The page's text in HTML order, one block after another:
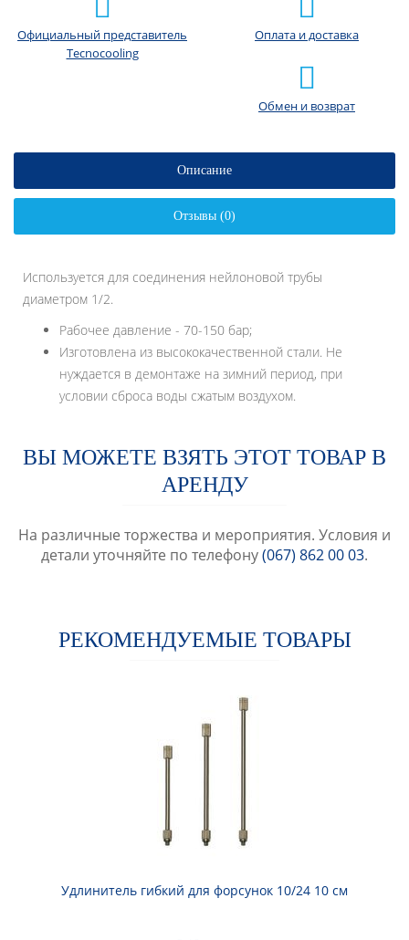
Официальный представитель
Tecnocooling
Оплата и доставка
Обмен и возврат
Описание
Отзывы (0)
Используется для соединения нейлоновой трубы
диаметром 1/2.
Рабочее давление - 70-150 бар;
Изготовлена из высококачественной стали. Не
нуждается в демонтаже на зимний период, при
условии сброса воды сжатым воздухом.
ВЫ МОЖЕТЕ ВЗЯТЬ ЭТОТ ТОВАР В
АРЕНДУ
На различные торжества и мероприятия. Условия и
детали уточняйте по телефону(067) 862 00 03.
РЕКОМЕНДУЕМЫЕ ТОВАРЫ
Удлинитель гибкий для форсунок 10/24 10 см